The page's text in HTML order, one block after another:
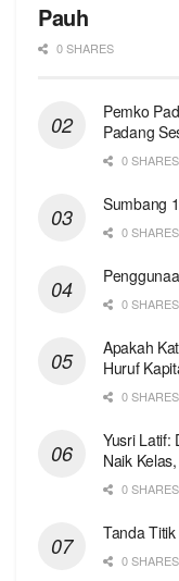
Pauh
0 SHARES
Pemko
Padang
0 SHARES
Sumbang
0 SHARES
0 SHARES
Apakah
Huruf
0 SHARES
Yusri Latif:
Naik
0 SHARES
Tanda
0 SHARES